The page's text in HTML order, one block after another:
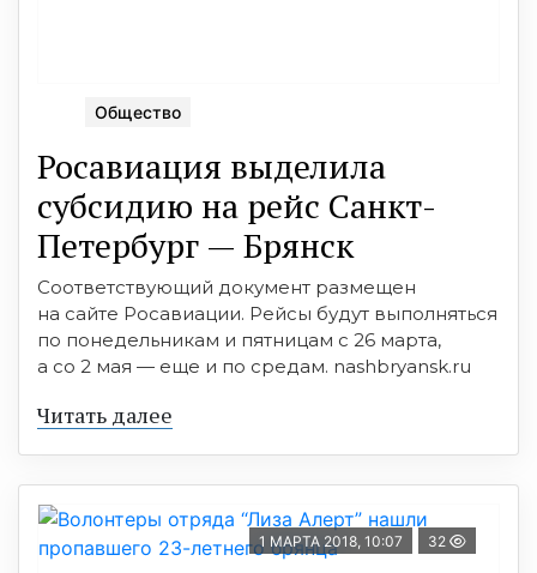
Общество
Росавиация выделила
субсидию на рейс Санкт-
Петербург — Брянск
Соответствующий документ размещен
на сайте Росавиации. Рейсы будут выполняться
по понедельникам и пятницам с 26 марта,
а со 2 мая — еще и по средам. nashbryansk.ru
Читать далее
1 МАРТА 2018, 10:07 32